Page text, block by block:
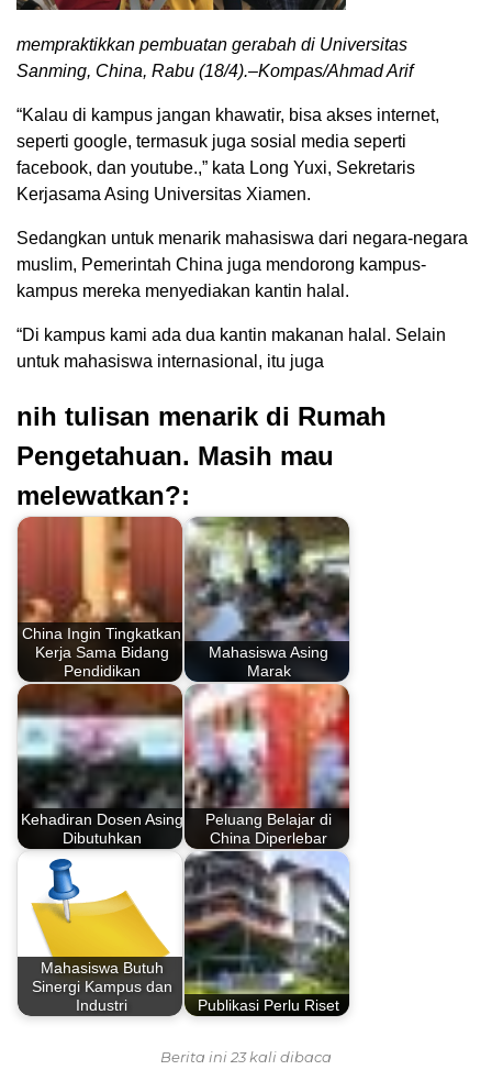
mempraktikkan pembuatan gerabah di Universitas
Sanming, China, Rabu (18/4).–Kompas/Ahmad Arif
“Kalau di kampus jangan khawatir, bisa akses internet,
seperti google, termasuk juga sosial media seperti
facebook, dan youtube.,” kata Long Yuxi, Sekretaris
Kerjasama Asing Universitas Xiamen.
Sedangkan untuk menarik mahasiswa dari negara-negara
muslim, Pemerintah China juga mendorong kampus-
kampus mereka menyediakan kantin halal.
“Di kampus kami ada dua kantin makanan halal. Selain
untuk mahasiswa internasional, itu juga
nih tulisan menarik di Rumah
Pengetahuan. Masih mau
melewatkan?:
China Ingin Tingkatkan
Kerja Sama Bidang
Pendidikan
Mahasiswa Asing
Marak
Kehadiran Dosen Asing
Dibutuhkan
Peluang Belajar di
China Diperlebar
Mahasiswa Butuh
Sinergi Kampus dan
Industri
Publikasi Perlu Riset
Berita ini 23 kali dibaca